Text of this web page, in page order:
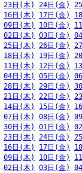
23日(木) 24日(金)
16日(木) 17日(金)
09日(木) 10日(金)
02日(木) 03日(金)
25日(木) 26日(金)
18日(木) 19日(金)
11日(木) 12日(金)
04日(木) 05日(金)
28日(木) 29日(金)
21日(木) 22日(金)
14日(木) 15日(金)
07日(木) 08日(金)
30日(木) 01日(金)
23日(木) 24日(金)
16日(木) 17日(金)
09日(木) 10日(金)
02日(木) 03日(金)